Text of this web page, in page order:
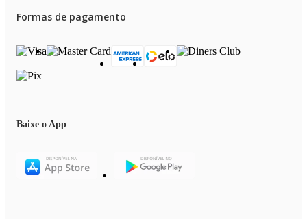
Formas de pagamento
Baixe o App